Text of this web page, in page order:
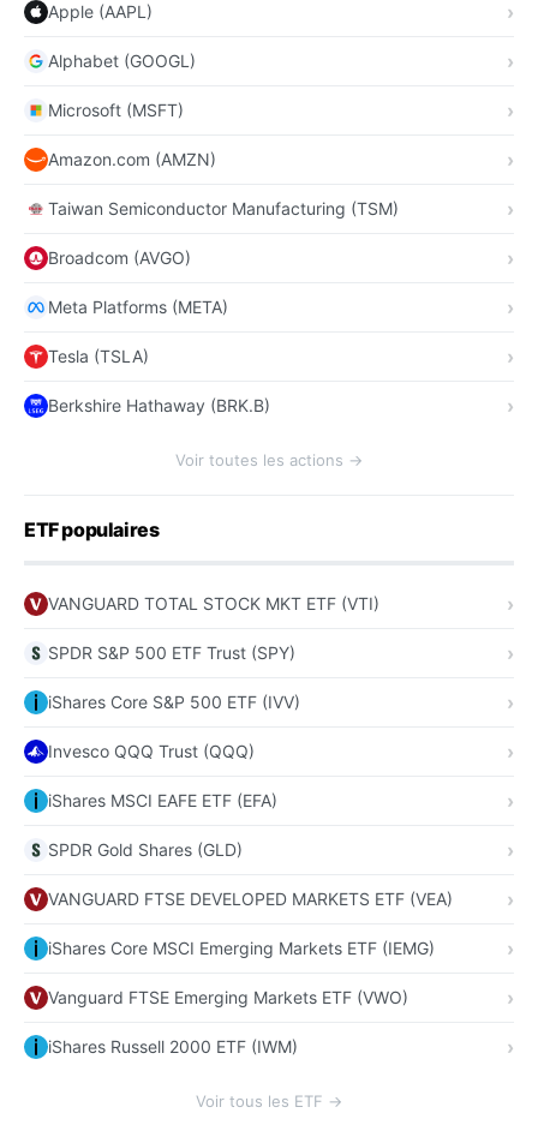
Apple (AAPL)
Alphabet (GOOGL)
Microsoft (MSFT)
Amazon.com (AMZN)
Taiwan Semiconductor Manufacturing (TSM)
Broadcom (AVGO)
Meta Platforms (META)
Tesla (TSLA)
Berkshire Hathaway (BRK.B)
Voir toutes les actions →
ETF populaires
VANGUARD TOTAL STOCK MKT ETF (VTI)
SPDR S&P 500 ETF Trust (SPY)
iShares Core S&P 500 ETF (IVV)
Invesco QQQ Trust (QQQ)
iShares MSCI EAFE ETF (EFA)
SPDR Gold Shares (GLD)
VANGUARD FTSE DEVELOPED MARKETS ETF (VEA)
iShares Core MSCI Emerging Markets ETF (IEMG)
Vanguard FTSE Emerging Markets ETF (VWO)
iShares Russell 2000 ETF (IWM)
Voir tous les ETF →